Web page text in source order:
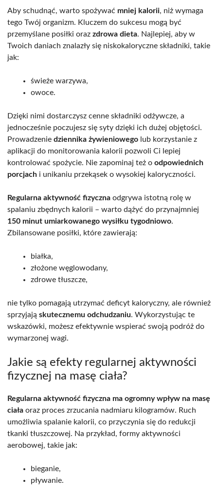
Aby schudnąć, warto spożywać mniej kalorii, niż wymaga
tego Twój organizm. Kluczem do sukcesu mogą być
przemyślane posiłki oraz zdrowa dieta. Najlepiej, aby w
Twoich daniach znalazły się niskokaloryczne składniki, takie
jak:
świeże warzywa,
owoce.
Dzięki nimi dostarczysz cenne składniki odżywcze, a
jednocześnie poczujesz się syty dzięki ich dużej objętości.
Prowadzenie dziennika żywieniowego lub korzystanie z
aplikacji do monitorowania kalorii pozwoli Ci lepiej
kontrolować spożycie. Nie zapominaj też o odpowiednich
porcjach i unikaniu przekąsek o wysokiej kaloryczności.
Regularna aktywność fizyczna odgrywa istotną rolę w
spalaniu zbędnych kalorii – warto dążyć do przynajmniej
150 minut umiarkowanego wysiłku tygodniowo.
Zbilansowane posiłki, które zawierają:
białka,
złożone węglowodany,
zdrowe tłuszcze,
nie tylko pomagają utrzymać deficyt kaloryczny, ale również
sprzyjają skutecznemu odchudzaniu. Wykorzystując te
wskazówki, możesz efektywnie wspierać swoją podróż do
wymarzonej wagi.
Jakie są efekty regularnej aktywności
fizycznej na masę ciała?
Regularna aktywność fizyczna ma ogromny wpływ na masę
ciała oraz proces zrzucania nadmiaru kilogramów. Ruch
umożliwia spalanie kalorii, co przyczynia się do redukcji
tkanki tłuszczowej. Na przykład, formy aktywności
aerobowej, takie jak:
bieganie,
pływanie.